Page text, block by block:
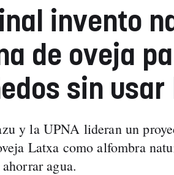
invento
de oveja
sin
y la UPNA lideran un
Latxa como alfombra
agua.